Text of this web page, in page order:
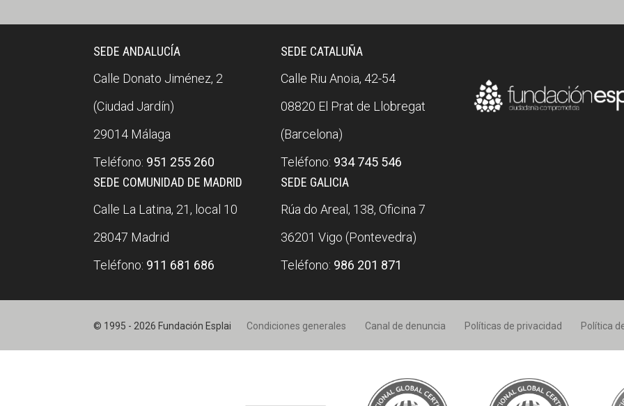
SEDE ANDALUCÍA
Calle Donato Jiménez, 2
(Ciudad Jardín)
29014 Málaga
Teléfono: 951 255 260
SEDE COMUNIDAD DE MADRID
Calle La Latina, 21, local 10
28047 Madrid
Teléfono: 911 681 686
SEDE CATALUÑA
Calle Riu Anoia, 42-54
08820 El Prat de Llobregat
(Barcelona)
Teléfono: 934 745 546
SEDE GALICIA
Rúa do Areal, 138, Oficina 7
36201 Vigo (Pontevedra)
Teléfono: 986 201 871
© 1995 - 2026 Fundación Esplai Condiciones generales Canal de denuncia Políticas de privacidad Política